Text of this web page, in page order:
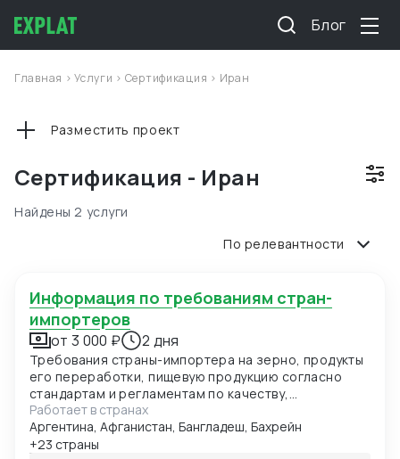
Блог
Главная >Услуги > Сертификация > Иран
Сертификация - Иран
Разместить проект
Найдены 2 услуги
По релевантности
Информация по требованиям стран-
импортеров
от 3 000 ₽ 2 дня
Требования страны-импортера на зерно, продукты
его переработки, пищевую продукцию согласно
стандартам и регламентам по качеству,
безопасности и иным требованиям. Данные могут
быть представлены в виде чек-листа, формат Excel,
pdf. Первый заказ бесплатно в рамках специального
Работает в странах
Аргентина, Афганистан, Бангладеш, Бахрейн
+23 страны